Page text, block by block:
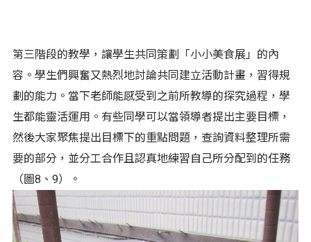
第三階段的教學，讓學生共同策劃「小小美食展」的內
容。學生們興奮又熱烈地討論共同建立活動計畫，習得規
劃的能力。當下老師能感受到之前所教導的探究過程，學
生都能靈活運用。有些同學可以當領導者提出主要目標，
然後大家聚焦提出目標下的重點問題，查詢資料整理所需
要的部分，並分工合作且認真地練習自己所分配到的任務
（圖8、9）。